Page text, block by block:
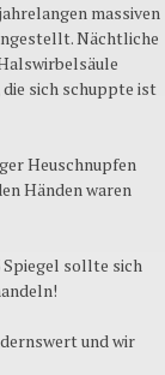
massiven
Nächtliche
sich schuppte ist
Heuschnupfen
Händen waren
Spiegel sollte sich
und wir